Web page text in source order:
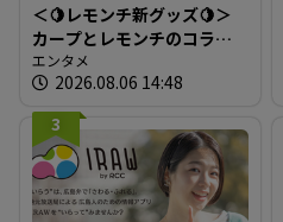
＜🍋レモンチ新グッズ🍋＞
カープとレモンチのコラボ
グッズが登場！
エンタメ
2026.08.06 14:48
3